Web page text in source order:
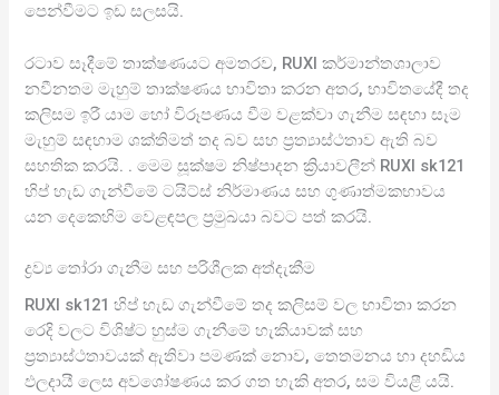
පෙන්වීමට ඉඩ සලසයි.
රටාව සෑදීමේ තාක්ෂණයට අමතරව, RUXI කර්මාන්තශාලාව
නවීනතම මැහුම් තාක්ෂණය භාවිතා කරන අතර, භාවිතයේදී තද
කලිසම ඉරී යාම හෝ විරූපණය වීම වළක්වා ගැනීම සඳහා සෑම
මැහුම් සඳහාම ශක්තිමත් තද බව සහ ප්‍රත්‍යාස්ථතාව ඇති බව
සහතික කරයි. . මෙම සූක්ෂම නිෂ්පාදන ක්‍රියාවලීන් RUXI sk121
හිප් හැඩ ගැන්වීමේ ටයිට්ස් නිර්මාණය සහ ගුණාත්මකභාවය
යන දෙකෙහිම වෙළඳපල ප්‍රමුඛයා බවට පත් කරයි.
ද්‍රව්‍ය තෝරා ගැනීම සහ පරිශීලක අත්දැකීම
RUXI sk121 හිප් හැඩ ගැන්වීමේ තද කලිසම් වල භාවිතා කරන
රෙදි වලට විශිෂ්ට හුස්ම ගැනීමේ හැකියාවක් සහ
ප්‍රත්‍යාස්ථතාවයක් ඇතිවා පමණක් නොව, තෙතමනය හා දහඩිය
ඵලදායී ලෙස අවශෝෂණය කර ගත හැකි අතර, සම වියළී යයි.